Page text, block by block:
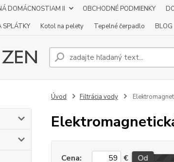
DOMÁCNOSTIAM II OBCHODNÉ PODMIENKY
SPLÁTKY Kotol na pelety Tepelné čerpadlo BLOG
Úvod Filtrácia vody
Cena: € Od